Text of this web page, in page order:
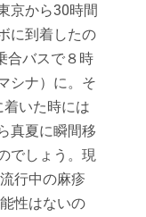
京から30時間
に到着したの
合バスで８時
シナ）に。そ
いた時には
真夏に瞬間移
でしょう。現
行中の麻疹
性はないの